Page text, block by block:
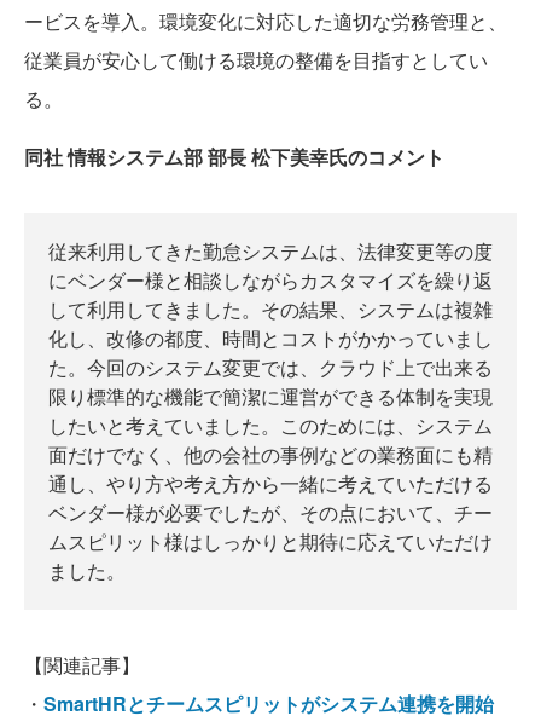
ービスを導入。環境変化に対応した適切な労務管理と、
従業員が安心して働ける環境の整備を目指すとしてい
る。
同社 情報システム部 部長 松下美幸氏のコメント
従来利用してきた勤怠システムは、法律変更等の度
にベンダー様と相談しながらカスタマイズを繰り返
して利用してきました。その結果、システムは複雑
化し、改修の都度、時間とコストがかかっていまし
た。今回のシステム変更では、クラウド上で出来る
限り標準的な機能で簡潔に運営ができる体制を実現
したいと考えていました。このためには、システム
面だけでなく、他の会社の事例などの業務面にも精
通し、やり方や考え方から一緒に考えていただける
ベンダー様が必要でしたが、その点において、チー
ムスピリット様はしっかりと期待に応えていただけ
ました。
【関連記事】
・ SmartHRとチームスピリットがシステム連携を開始